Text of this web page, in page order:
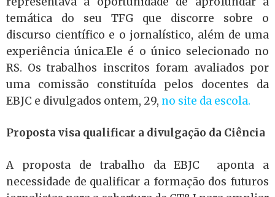
temática do seu TFG que discorre sobre o
discurso científico e o jornalístico, além de uma
experiência única.Ele é o único selecionado no
RS. Os trabalhos inscritos foram avaliados por
uma comissão constituída pelos docentes da
EBJC e divulgados ontem, 29, no site da escola.
Proposta visa qualificar a divulgação da Ciência
A proposta de trabalho da EBJC aponta a
necessidade de qualificar a formação dos futuros